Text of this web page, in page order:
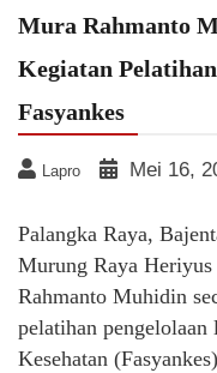
Mura Rahmanto
Kegiatan
Fasyankes
Lapro Mei 16,
Palangka Raya,
Murung Raya
Rahmanto Muhidin
pelatihan
Kesehatan